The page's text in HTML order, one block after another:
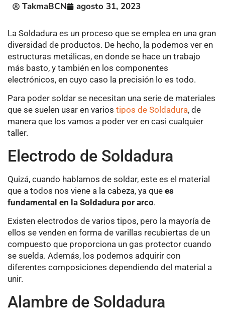
TakmaBCN agosto 31, 2023
La Soldadura es un proceso que se emplea en una gran
diversidad de productos. De hecho, la podemos ver en
estructuras metálicas, en donde se hace un trabajo
más basto, y también en los componentes
electrónicos, en cuyo caso la precisión lo es todo.
Para poder soldar se necesitan una serie de materiales
que se suelen usar en varios tipos de Soldadura, de
manera que los vamos a poder ver en casi cualquier
taller.
Electrodo de Soldadura
Quizá, cuando hablamos de soldar, este es el material
que a todos nos viene a la cabeza, ya que es
fundamental en la Soldadura por arco.
Existen electrodos de varios tipos, pero la mayoría de
ellos se venden en forma de varillas recubiertas de un
compuesto que proporciona un gas protector cuando
se suelda. Además, los podemos adquirir con
diferentes composiciones dependiendo del material a
unir.
Alambre de Soldadura